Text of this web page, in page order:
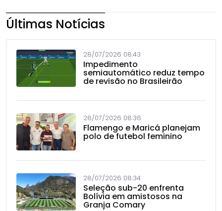
Últimas Notícias
28/07/2026 08:43
Impedimento
semiautomático reduz tempo
de revisão no Brasileirão
28/07/2026 08:36
Flamengo e Maricá planejam
polo de futebol feminino
28/07/2026 08:34
Seleção sub-20 enfrenta
Bolívia em amistosos na
Granja Comary